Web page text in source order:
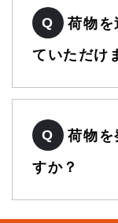
Q
荷物を
ていただけ
Q
荷物を
すか？